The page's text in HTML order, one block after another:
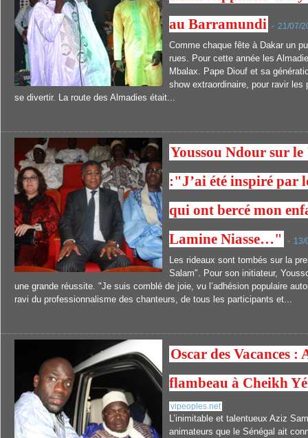
au Barramundi - 21/07/
Comme chaque fête à Dakar un
rues. Pour cette année les
Mbalax. Pape Diouf et sa
show extraordinaire, pour ravir
se divertir. La route des Almadies était...
Youssou Ndour sur
:"J’ai été inspiré par
qui ont bercé mon
Lamine Niasse…"
- 13/
Les rideaux sont tombés sur la
Salam". Pour son initiateur,
une grande réussite. "Je suis comblé de joie, vu l’adhésion populaire
ravi du professionnalisme des chanteurs, de tous les participants et...
Oscar des Vacances :
flambeau à Cheikh
vipeoples.net
L’inimitable et talentueux Aziz
animateurs que le Sénégal ait